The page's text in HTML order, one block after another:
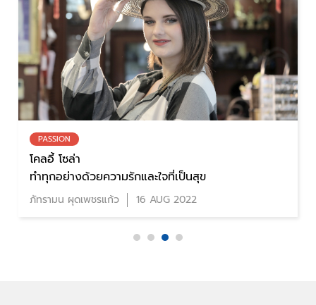
PASSION
ขอบคุณครับแม่ ‘Thanks Mom’
ครอบครัวแสบสันของ 10 คนรักดนตรี
วรากร เพชรเยียน 13 SEP 2024